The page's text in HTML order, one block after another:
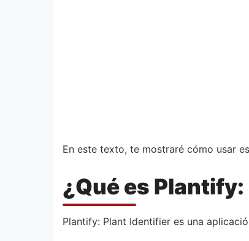
En este texto, te mostraré cómo usar
¿Qué es
Plantify: Plant Identifier es una